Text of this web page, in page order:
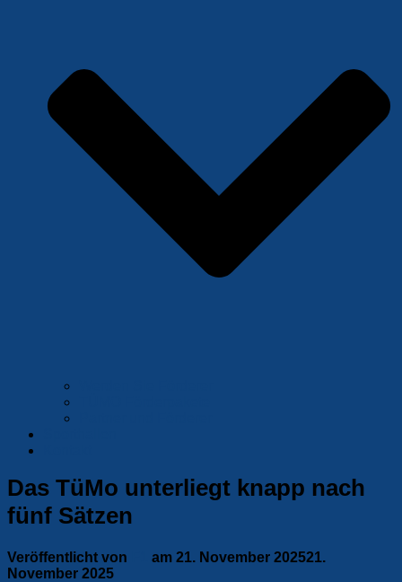
Das TüMo unterliegt knapp nach
fünf Sätzen
Veröffentlicht von am 21. November 202521.
November 2025